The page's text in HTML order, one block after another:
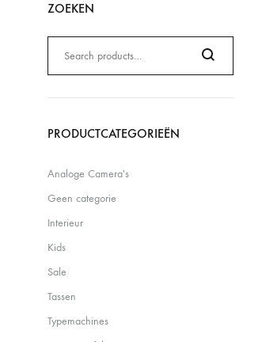
ZOEKEN
naar:
Search
PRODUCTCATEGORIEËN
Analoge Camera's
Geen categorie
Interieur
Kids
Sale
Tassen
Typemachines